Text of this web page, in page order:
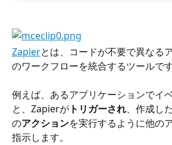
Zapierとは、コードが不要で異なる
のワークフローを統合するツールです
例えば、あるアプリケーションでイ
と、Zapierが トリガーされ、作成した
のアクションを実行するように他の
指示します。